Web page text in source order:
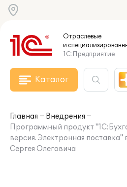
Отраслевые
и
1С:Предприятие
Каталог
Главная
Внедрения
Программный продукт
версия. Электронная
Сергея Олеговича